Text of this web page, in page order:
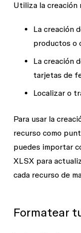
Utiliza la creación
La creación
productos o
La creación
tarjetas de
Localizar o
Para usar la
recurso como
puedes importar
XLSX para
cada recurso de
Formatear